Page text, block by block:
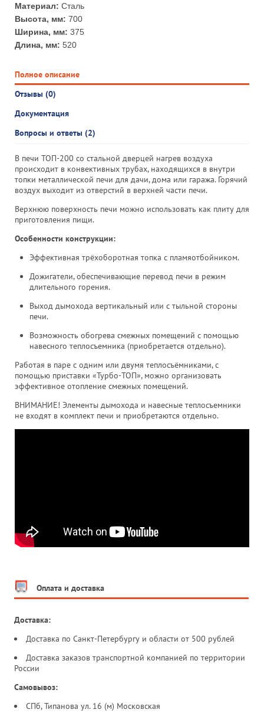
Материал: Сталь
Высота, мм: 700
Ширина, мм: 375
Длина, мм: 520
Полное описание
Отзывы (0)
Документация
Вопросы и ответы (2)
В печи ТОП-200 со стальной дверцей нагрев воздуха
происходит в конвективных трубах, находящихся в внутри
топки металлической печи для дачи, дома или гаража. Горячий
воздух выходит из отверстий в верхней части печи.
Верхнюю поверхность печи можно использовать как плиту для
приготовления пищи.
Особенности конструкции:
Эффективная трёхоборотная топка с пламяотбойником.
Дожигатели, обеспечивающие перевод печи в режим
длительного горения.
Выход дымохода вертикальный или с тыльной стороны
печи.
Возможность обогрева смежных помещений с помощью
навесного теплосъемника (приобретается отдельно).
Работая в паре с одним или двумя теплосъёмниками, с
помощью приставки «Турбо-ТОП», можно организовать
эффективное отопление смежных помещений.
ВНИМАНИЕ! Элементы дымохода и навесные теплосъемники
не входят в комплект печи и приобретаются отдельно.
Оплата и доставка
Доставка:
Доставка по Санкт-Петербургу и области от 500 рублей
Доставка заказов транспортной компанией по территории
России
Самовывоз:
СПб, Типанова ул. 16 (м) Московская